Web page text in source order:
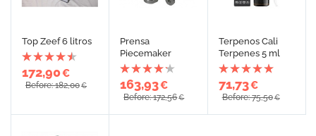
Top Zeef 6 litros
172,90€
Before: 182,00€
Prensa
Piecemaker
163,93€
Before: 172,56€
Terpenos Cali
Terpenes 5 ml
71,73€
Before: 75,50€